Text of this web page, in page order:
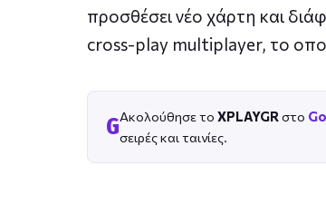
προσθέσει νέο χάρτη και
cross-play multiplayer, το
GΑκολούθησε το XPLAYGR στο
σειρές και ταινίες.